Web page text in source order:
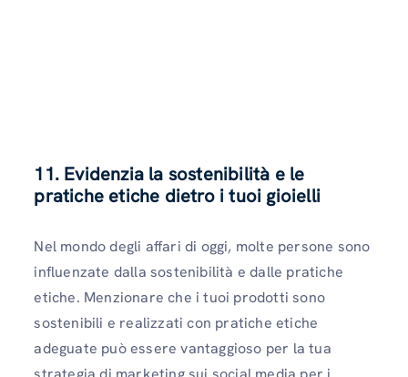
11. Evidenzia la sostenibilità e le
pratiche etiche dietro i tuoi gioielli
Nel mondo degli affari di oggi, molte persone sono
influenzate dalla sostenibilità e dalle pratiche
etiche. Menzionare che i tuoi prodotti sono
sostenibili e realizzati con pratiche etiche
adeguate può essere vantaggioso per la tua